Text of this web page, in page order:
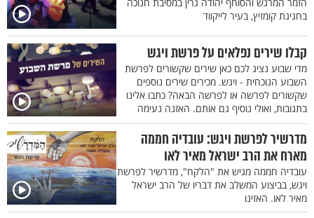
בחגיגת קומזיץ, בעיר לייקווד
קבלו שירים נפלאים על פרשת ויגש
מדי שבוע נציג לכם כאן שירים שקשורים לפרשת
השבוע הנוכחית - ויגש. מכירים שירים נוספים
שקשורים לפרשה או לפרשה הבאה? כתבו אלינו
בתגובות, ואולי נוסיף גם אותם. האזנה נעימה
מדרשיר לפרשת ויגש: עובדיה חממה
מארח את הרב ישראל מאיר לאו
עובדיה חממה מגיש את "הלקח", מדרשיר לפרשת
ויגש, בביצוע המשלב את דבריו של הרב ישראל
מאיר לאו. האזינו